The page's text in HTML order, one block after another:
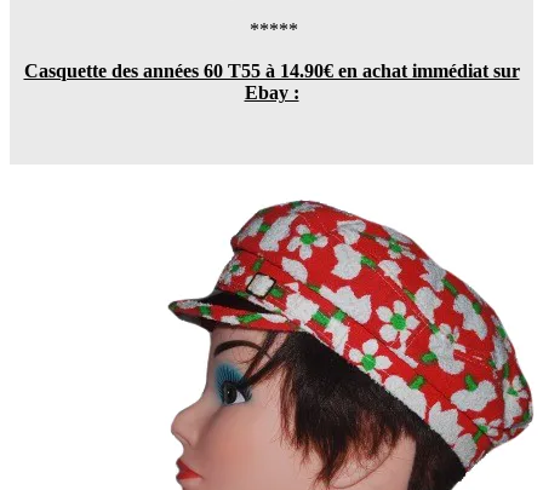
*****
Casquette des années 60 T55 à 14.90€ en achat immédiat sur
Ebay :